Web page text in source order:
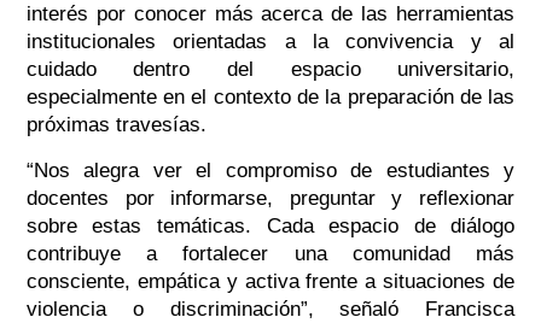
interés por conocer más acerca de las herramientas
institucionales orientadas a la convivencia y al
cuidado dentro del espacio universitario,
especialmente en el contexto de la preparación de las
próximas travesías.
“Nos alegra ver el compromiso de estudiantes y
docentes por informarse, preguntar y reflexionar
sobre estas temáticas. Cada espacio de diálogo
contribuye a fortalecer una comunidad más
consciente, empática y activa frente a situaciones de
violencia o discriminación”, señaló Francisca